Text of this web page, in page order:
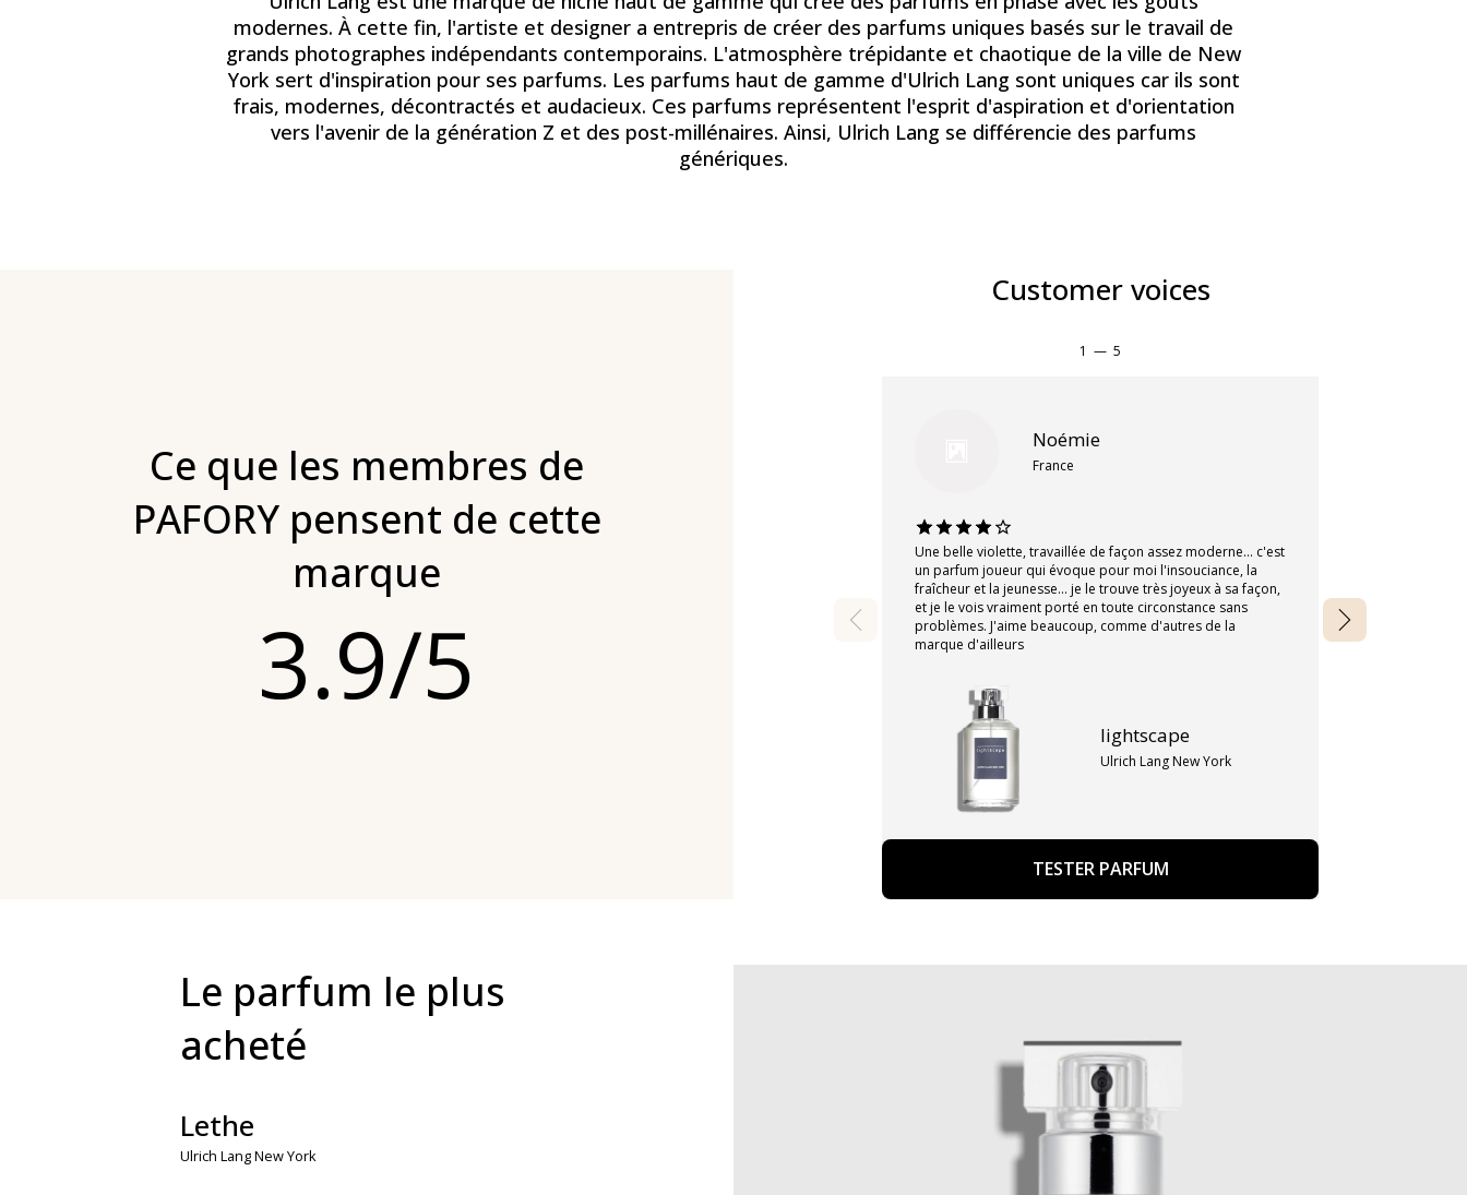
modernes. À cette fin, l'artiste et designer a entrepris de créer des parfums uniques basés sur le travail de
grands photographes indépendants contemporains. L'atmosphère trépidante et chaotique de la ville de New
York sert d'inspiration pour ses parfums. Les parfums haut de gamme d'Ulrich Lang sont uniques car ils sont
frais, modernes, décontractés et audacieux. Ces parfums représentent l'esprit d'aspiration et d'orientation
vers l'avenir de la génération Z et des post-millénaires. Ainsi, Ulrich Lang se différencie des parfums
génériques.
Ce que les membres de
PAFORY pensent de cette
marque
3.9/5
Customer voices
1 — 5
Noémie
France
Une belle violette, travaillée de façon assez moderne... c'est
un parfum joueur qui évoque pour moi l'insouciance, la
fraîcheur et la jeunesse... je le trouve très joyeux à sa façon,
et je le vois vraiment porté en toute circonstance sans
problèmes. J'aime beaucoup, comme d'autres de la
marque d'ailleurs
lightscape
Ulrich Lang New York
TESTER PARFUM
Le parfum le plus
acheté
Lethe
Ulrich Lang New York